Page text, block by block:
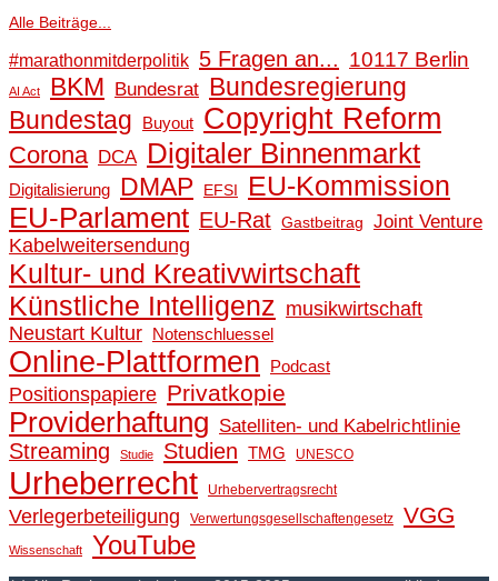
Alle Beiträge...
#marathonmitderpolitik 5 Fragen an... 10117 Berlin
AI Act BKM Bundesrat Bundesregierung
Bundestag
Buyout Copyright Reform
Corona DCA Digitaler Binnenmarkt
Digitalisierung DMAP EFSI EU-Kommission
EU-Parlament EU-Rat Gastbeitrag Joint Venture
Kabelweitersendung
Kultur- und Kreativwirtschaft
Künstliche Intelligenz musikwirtschaft
Neustart Kultur Notenschluessel
Online-Plattformen Podcast
Positionspapiere Privatkopie
Providerhaftung Satelliten- und Kabelrichtlinie
Streaming Studie Studien TMG UNESCO
Urheberrecht Urhebervertragsrecht
Verlegerbeteiligung Verwertungsgesellschaftengesetz VGG
Wissenschaft YouTube